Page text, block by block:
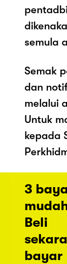
semula
Semak
dan
melalui
Untuk
kepada
3
Beli
bayar